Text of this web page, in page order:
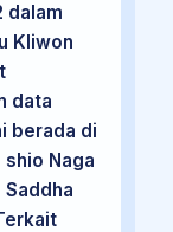
dalam
Kliwon
data
berada di
Naga